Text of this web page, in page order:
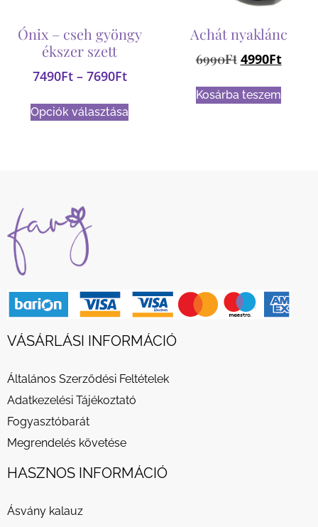
Ónix – cseh gyöngy
ékszer szett
7490Ft – 7690Ft
Opciók választása
Achát nyaklánc
6990Ft 4990Ft
Kosárba teszem
VÁSÁRLÁSI INFORMÁCIÓ
Általános Szerződési Feltételek
Adatkezelési Tájékoztató
Fogyasztóbarát
Megrendelés követése
HASZNOS INFORMÁCIÓ
Ásvány kalauz